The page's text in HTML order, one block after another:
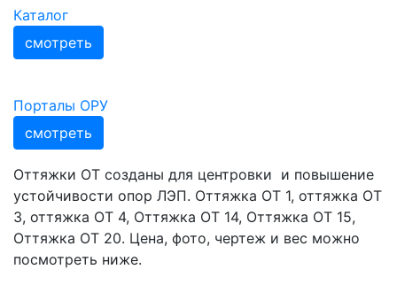
Каталог
смотреть
Порталы ОРУ
смотреть
Оттяжки ОТ созданы для центровки и повышение
устойчивости опор ЛЭП. Оттяжка ОТ 1, оттяжка ОТ
3, оттяжка ОТ 4, Оттяжка ОТ 14, Оттяжка ОТ 15,
Оттяжка ОТ 20. Цена, фото, чертеж и вес можно
посмотреть ниже.